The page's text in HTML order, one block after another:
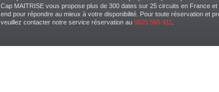
Cap MAITRISE vous propose plus de 300 dates sur 25 circuits en France
end pour répondre au mieux à votre disponibilité. Pour toute réservation et
veuillez contacter notre service réservation au 0825 565 911